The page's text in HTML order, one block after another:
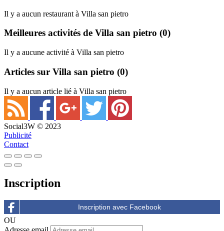
Il y a aucun restaurant à Villa san pietro
Meilleures activités de Villa san pietro (0)
Il y a aucune activité à Villa san pietro
Articles sur Villa san pietro (0)
Il y a aucun article lié à Villa san pietro
Social3W © 2023
Publicité
Contact
Inscription
OU